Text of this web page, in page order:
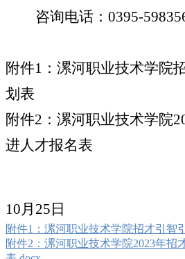
咨询电话： 0395-
附件1 ：漯河职业技术学院
划表
附件2 ： 漯河职业技术学院
进人才报名表
10月 25 日
附件1：漯河职业技术学院招才引智
附件2：漯河职业技术学院2023年招